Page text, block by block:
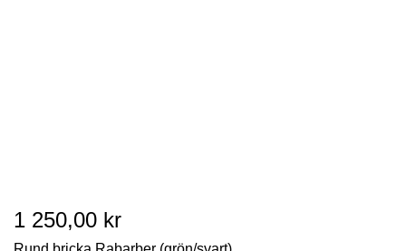
1 250,00 kr